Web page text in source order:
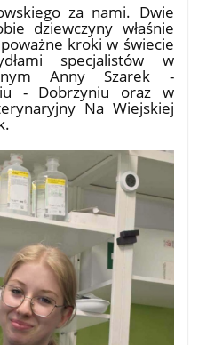
za nami. Dwie
dziewczyny właśnie
kroki w świecie
specjalistów w
Anny Szarek -
- Dobrzyniu oraz w
Na Wiejskiej